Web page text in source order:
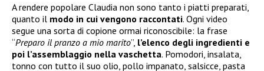
A rendere popolare Claudia non sono tanto i piatti preparati,
quanto il modo in cui vengono raccontati. Ogni video
segue una sorta di copione ormai riconoscibile: la frase
“Preparo il pranzo a mio marito”, l’elenco degli ingredienti e
poi l’assemblaggio nella vaschetta. Pomodori, insalata,
tonno con tutto il suo olio, pollo impanato, salsicce, pasta